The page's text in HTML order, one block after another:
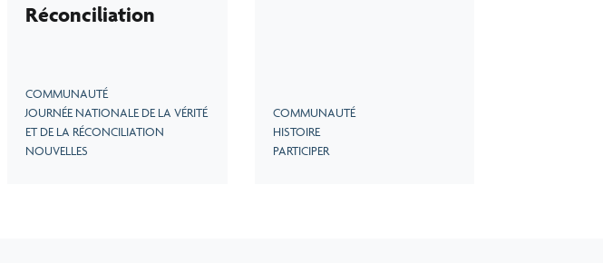
Réconciliation
COMMUNAUTÉ
JOURNÉE NATIONALE DE LA VÉRITÉ
ET DE LA RÉCONCILIATION
NOUVELLES
COMMUNAUTÉ
HISTOIRE
PARTICIPER